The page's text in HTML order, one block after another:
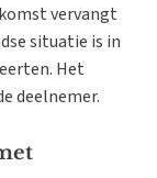
vervangt
situatie is in
Het
deelnemer.